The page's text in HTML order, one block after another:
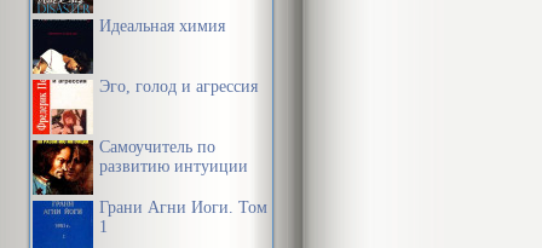
Идеальная химия
Эго, голод и агрессия
Самоучитель по
развитию интуиции
Грани Агни Йоги. Том
1